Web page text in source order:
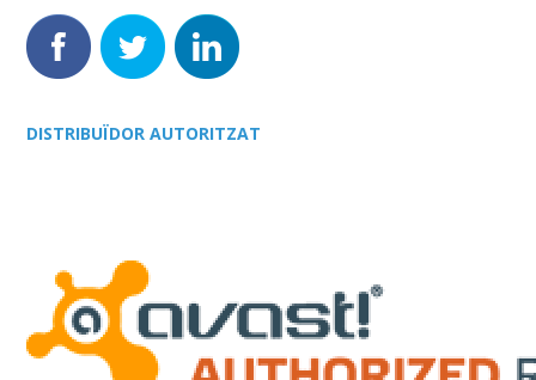
DISTRIBUÏDOR AUTORITZAT